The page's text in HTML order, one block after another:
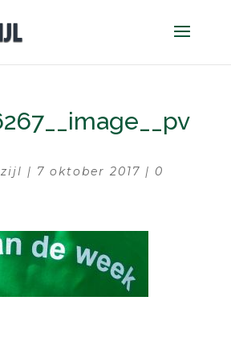
| 7 oktober 2017 | 0